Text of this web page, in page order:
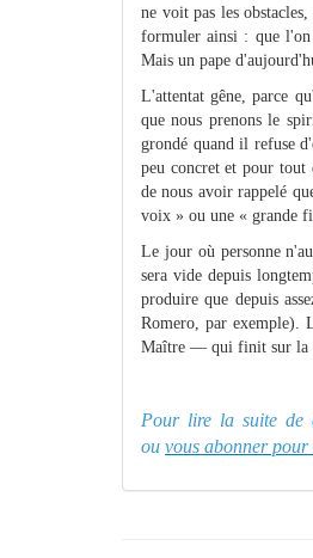
ne voit pas les
formuler ainsi : que l'on
Mais un pape
L'attentat gêne, parce
que nous prenons le
grondé quand il refuse
peu concret et pour tout
de nous avoir rappelé
voix » ou une « grande
Le jour où personne
sera vide depuis
produire que depuis
Romero, par exemple).
Maître — qui finit sur la
Pour lire la suite de
ou vous abonner pour